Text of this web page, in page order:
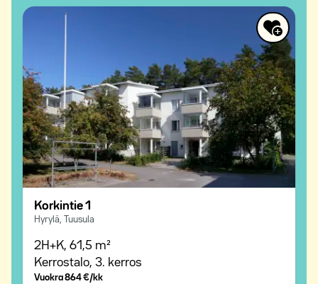
Korkintie 1
Hyrylä, Tuusula
2H+K, 61,5 m²
Kerrostalo, 3. kerros
Vuokra864 €/kk